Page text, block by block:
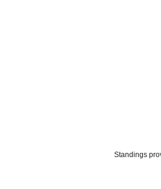
Standings